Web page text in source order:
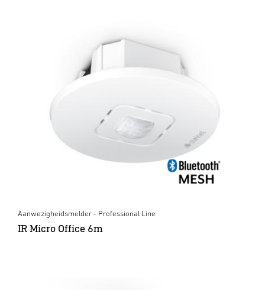
Aanwezigheidsmelder - Professional Line
IR Micro Office 6m